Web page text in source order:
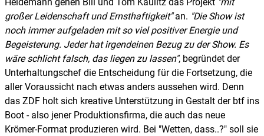
großer Leidenschaft und Ernsthaftigkeit an. Die Show ist
noch immer aufgeladen mit so viel positiver Energie und
Begeisterung. Jeder hat irgendeinen Bezug zu der Show. Es
wäre schlicht falsch, das liegen zu lassen , begründet der
Unterhaltungschef die Entscheidung für die Fortsetzung, die
aller Voraussicht nach etwas anders aussehen wird. Denn
das ZDF holt sich kreative Unterstützung in Gestalt der btf ins
Boot - also jener Produktionsfirma, die auch das neue
Krömer-Format produzieren wird. Bei "Wetten, dass..?" soll sie